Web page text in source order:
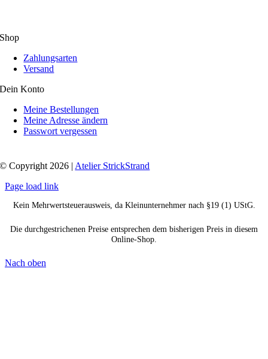
Shop
Zahlungsarten
Versand
Dein Konto
Meine Bestellungen
Meine Adresse ändern
Passwort vergessen
© Copyright 2026 | Atelier StrickStrand
Page load link
Kein Mehrwertsteuerausweis, da Kleinunternehmer nach §19 (1) UStG.
Die durchgestrichenen Preise entsprechen dem bisherigen Preis in diesem
Online-Shop.
Nach oben